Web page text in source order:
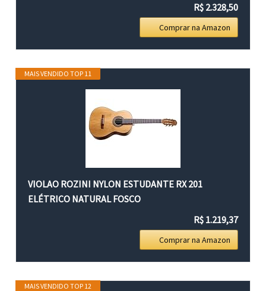
R$ 2.328,50
Comprar na Amazon
MAIS VENDIDO TOP 11
VIOLAO ROZINI NYLON ESTUDANTE RX 201
ELÉTRICO NATURAL FOSCO
R$ 1.219,37
Comprar na Amazon
MAIS VENDIDO TOP 12